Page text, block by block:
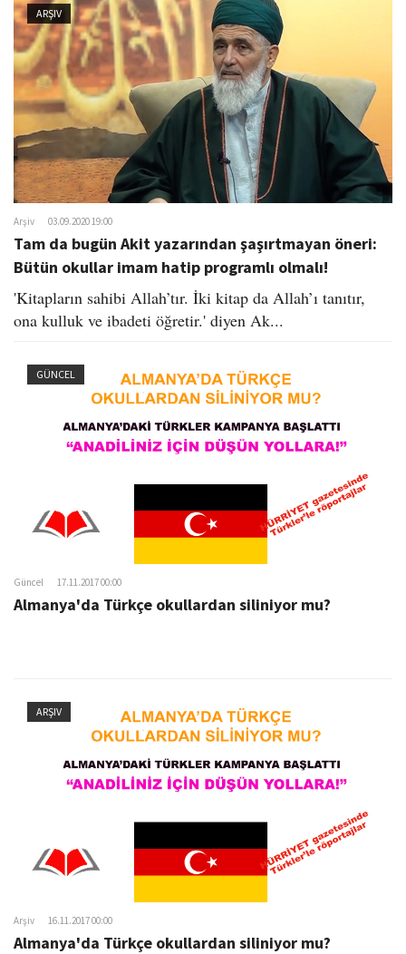
ARŞIV
Arşiv 03.09.2020 19:00
Tam da bugün Akit yazarından şaşırtmayan öneri:
Bütün okullar imam hatip programlı olmalı!
'Kitapların sahibi Allah’tır. İki kitap da Allah’ı tanıtır,
ona kulluk ve ibadeti öğretir.' diyen Ak...
GÜNCEL
Güncel 17.11.2017 00:00
Almanya'da Türkçe okullardan siliniyor mu?
ARŞIV
Arşiv 16.11.2017 00:00
Almanya'da Türkçe okullardan siliniyor mu?